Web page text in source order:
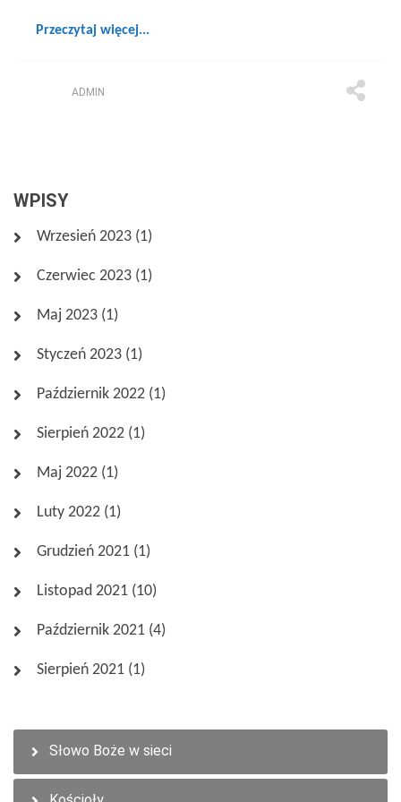
Przeczytaj więcej...
ADMIN
WPISY
Wrzesień 2023 (1)
Czerwiec 2023 (1)
Maj 2023 (1)
Styczeń 2023 (1)
Październik 2022 (1)
Sierpień 2022 (1)
Maj 2022 (1)
Luty 2022 (1)
Grudzień 2021 (1)
Listopad 2021 (10)
Październik 2021 (4)
Sierpień 2021 (1)
Słowo Boże w sieci
Wszystkie wpisy